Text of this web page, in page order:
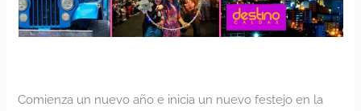
Comienza un nuevo año e inicia un nuevo festejo en la